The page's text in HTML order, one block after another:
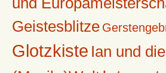
Geistesblitze
Glotzkiste Ian und die